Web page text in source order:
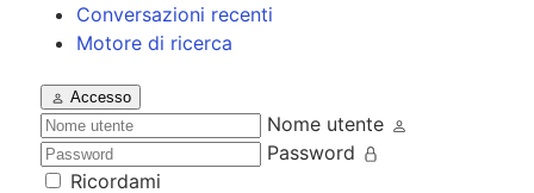
Conversazioni recenti
Motore di ricerca
Accesso
Nome utente
Password
Ricordami